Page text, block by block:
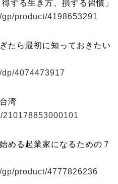
する生き方、損する習慣」
product/4198653291
たら最初に知っておきたい
4074473917
湾
210178853000101
める起業家になるための７
product/4777826236